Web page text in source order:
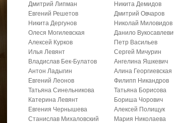
Дмитрий Липман
Евгений Решетов
Никита Дергунов
Олеся Могилевская
Алексей Курков
Илья Левянт
Владислав Бек-Булатов
Антон Ладыгин
Евгений Леонов
Татьяна Синельникова
Катерина Левянт
Евгения Чернышева
Станислав Михаловский
Никита Демидов
Дмитрий Овчаров
Николай Миловидов
Данило
Петр Васильев
Сергей Мичурин
Ангелина Яшкевич
Алина Георгиевская
Филипп Никандров
Татьяна Борисова
Бориша Чорович
Алексей Полищук
Мария Николаева